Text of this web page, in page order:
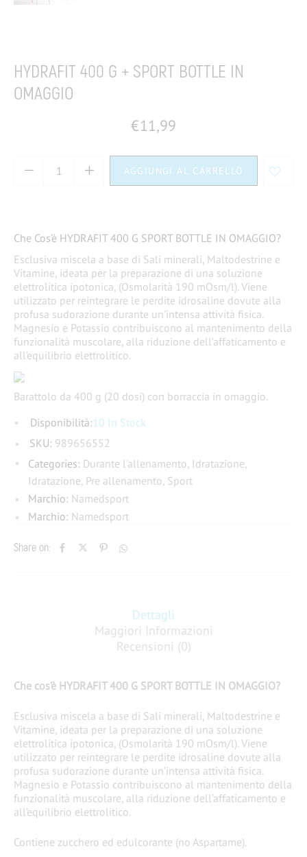
HYDRAFIT 400 G + SPORT BOTTLE IN
OMAGGIO
€11,99
AGGIUNGI AL CARRELLO
Che Cos’è HYDRAFIT 400 G SPORT BOTTLE IN OMAGGIO?
Esclusiva miscela a base di Sali minerali, Maltodestrine e
Vitamine, ideata per la preparazione di una soluzione
elettrolitica ipotonica, (Osmolarità 190 mOsm/l). Viene
utilizzato per reintegrare le perdite idrosaline dovute alla
profusa sudorazione durante un’intensa attività fisica.
Magnesio e Potassio contribuiscono al mantenimento della
funzionalità muscolare, alla riduzione dell’affaticamento e
all’equilibrio elettrolitico.
Barattolo da 400 g (20 dosi) con borraccia in omaggio.
Disponibilità:10 In Stock
Share on:
SKU: 989656552
Categories: Durante l'allenamento, Idratazione,
Idratazione, Pre allenamento, Sport
Marchio: Namedsport
Marchio: Namedsport
Dettagli
Maggiori Informazioni
Recensioni (0)
Che cos’è HYDRAFIT 400 G SPORT BOTTLE IN OMAGGIO?
Esclusiva miscela a base di Sali minerali, Maltodestrine e
Vitamine, ideata per la preparazione di una soluzione
elettrolitica ipotonica, (Osmolarità 190 mOsm/l). Viene
utilizzato per reintegrare le perdite idrosaline dovute alla
profusa sudorazione durante un’intensa attività fisica.
Magnesio e Potassio contribuiscono al mantenimento della
funzionalità muscolare, alla riduzione dell’affaticamento e
all’equilibrio elettrolitico.
Contiene zucchero ed edulcorante (no Aspartame).